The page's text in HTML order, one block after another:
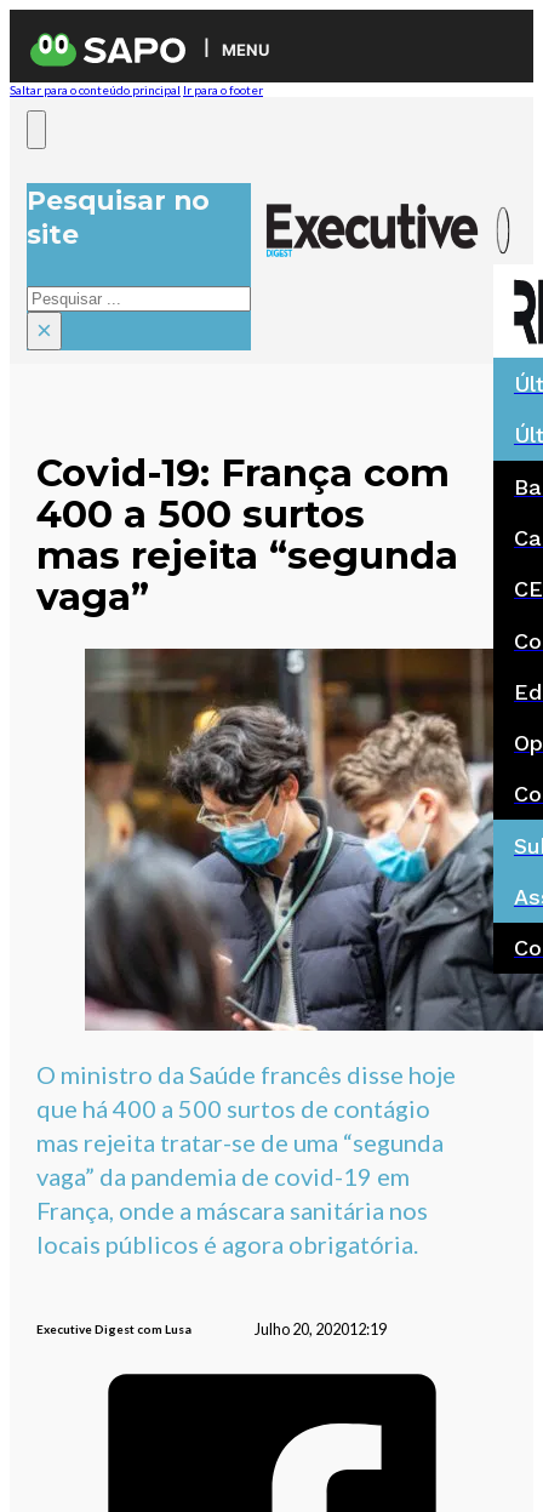
MENU
Saltar para o conteúdo principal Ir para o footer
Pesquisar no
site
Pesquisar
×
Covid-19: França com
400 a 500 surtos
mas rejeita “segunda
vaga”
O ministro da Saúde francês disse hoje
que há 400 a 500 surtos de contágio
mas rejeita tratar-se de uma “segunda
vaga” da pandemia de covid-19 em
França, onde a máscara sanitária nos
locais públicos é agora obrigatória.
Executive Digest com Lusa Julho 20, 202012:19